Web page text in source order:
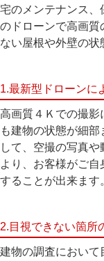
宅のメンテナンス、
のドローンで高画質
ない屋根や外壁の状
1.最新型ドローンに
高画質４Ｋでの撮影
も建物の状態が細
して、空撮の写真
より、お客様がご
することが出来ます
2.目視できない箇所
建物の調査において